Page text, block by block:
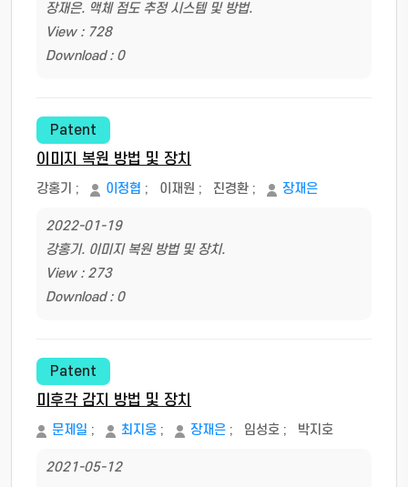
장재은. 액체 점도 추정 시스템 및 방법.
View : 728
Download : 0
Patent
이미지 복원 방법 및 장치
강홍기 ; 이정협 ; 이재원 ; 진경환 ; 장재은
2022-01-19
강홍기. 이미지 복원 방법 및 장치.
View : 273
Download : 0
Patent
미후각 감지 방법 및 장치
문제일 ; 최지웅 ; 장재은 ; 임성호 ; 박지호
2021-05-12